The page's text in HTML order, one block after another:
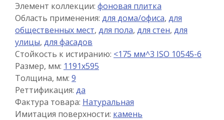
Элемент коллекции: фоновая плитка
Область применения: для дома/офиса, для
общественных мест, для пола, для стен, для
улицы, для фасадов
Стойкость к истиранию: <175 мм^3 ISO 10545-6
Размер, мм: 1191x595
Толщина, мм: 9
Реттификация: да
Фактура товара: Натуральная
Имитация поверхности: камень